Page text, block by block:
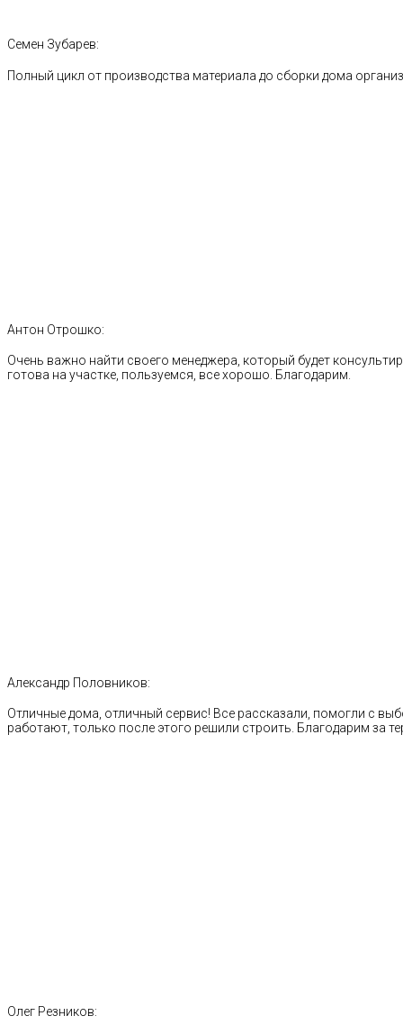
Семен Зубарев:
Полный цикл от производства материала до сборки дома
Антон Отрошко:
Очень важно найти своего менеджера, который будет
готова на участке, пользуемся, все хорошо. Благодарим.
Александр Половников:
Отличные дома, отличный сервис! Все рассказали, помогли с
работают, только после этого решили строить. Благодарим за
Олег Резников: